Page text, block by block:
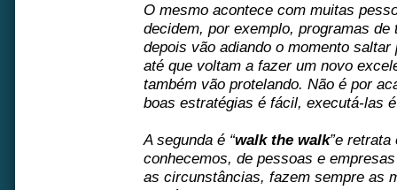
O mesmo acontece com muitas
decidem, por exemplo, programas
depois vão adiando o momento
até que voltam a fazer um novo
também vão protelando. Não é por
boas estratégias é fácil, executá-las
A segunda é “walk the walk”e
conhecemos, de pessoas e
as circunstâncias, fazem sempre as